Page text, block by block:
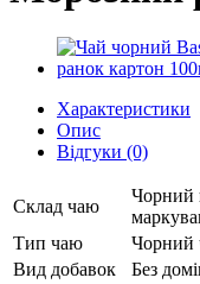
Характеристики
Опис
Відгуки (0)
Склад чаю
Чорний
Тип чаю
Чорний
Вид добавок
Без